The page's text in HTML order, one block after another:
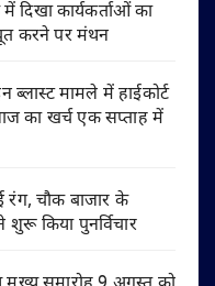
दिखा कार्यकर्ताओं का
करने पर मंथन
ब्लास्ट मामले में हाईकोर्ट
का खर्च एक सप्ताह में
चौक बाजार के
शुरू किया पुनर्विचार